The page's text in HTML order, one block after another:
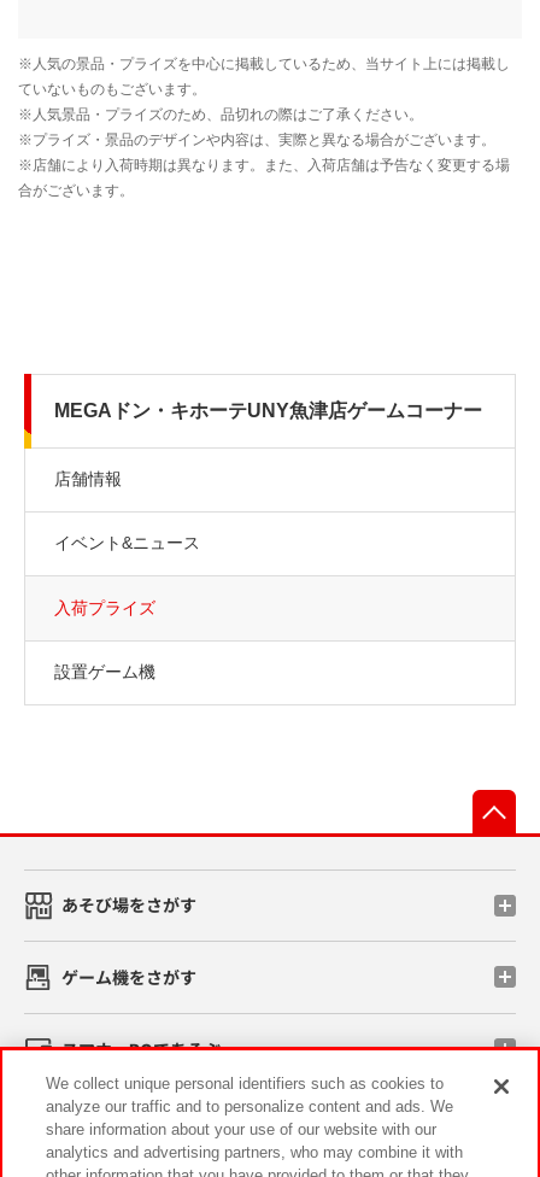
MEGAドン・キホーテUNY魚津店ゲームコーナー
店舗情報
イベント&ニュース
入荷プライズ
設置ゲーム機
あそび場をさがす
ゲーム機をさがす
スマホ・PCであそぶ
イベント・キャンペーン
We collect unique personal identifiers such as cookies to
analyze our traffic and to personalize content and ads. We
share information about your use of our website with our
analytics and advertising partners, who may combine it with